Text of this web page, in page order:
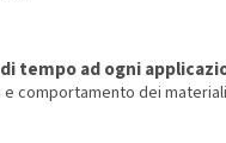
tempo ad ogni
e comportamento dei